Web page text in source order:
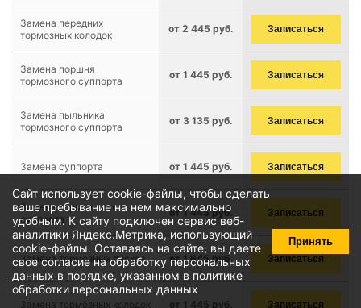
Замена передних
тормозных колодок
от 2 445 руб. Записаться
Замена поршня
тормозного суппорта
от 1 445 руб. Записаться
Замена пыльника
тормозного суппорта
от 3 135 руб. Записаться
Замена суппорта от 1 445 руб. Записаться
Замена тормозного
суппорта
от 1 445 руб. Записаться
Замена тормозных дисков от 1 645 руб. Записаться
Замена тормозных колодок от 1 445 руб. Записаться
Сайт использует cookie-файлы, чтобы сделать
ваше пребывание на нем максимально
удобным. К cайту подключен сервис веб-
аналитики Яндекс.Метрика, использующий
cookie-файлы. Оставаясь на сайте, вы даете
своесогласие на обработку персональных
данных в порядке, указанном в политике
обработки персональных данных
Принять